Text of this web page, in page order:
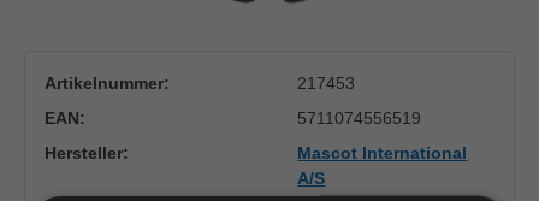
Hersteller:
Mascot International
A/S
Artikelnummer:
217453
EAN:
5711074556519